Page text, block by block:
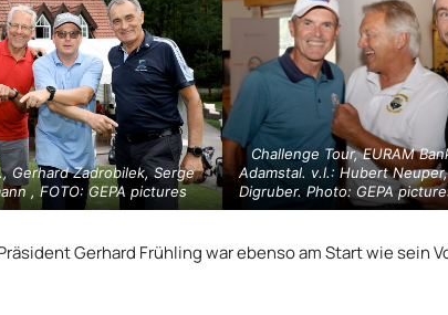
Gerhard Zadrobilek, Serge
, FOTO: GEPA pictures
Challenge Tour, EURAM
Adamstal. v.l.: Hubert
Digruber. Photo: GEPA
Gerhard Frühling war ebenso am Start wie sein